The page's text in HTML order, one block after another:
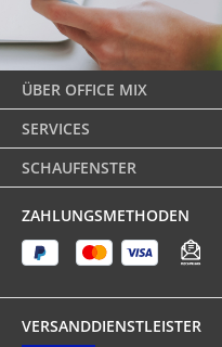
ÜBER OFFICE MIX
SERVICES
SCHAUFENSTER
ZAHLUNGSMETHODEN
VERSANDDIENSTLEISTER